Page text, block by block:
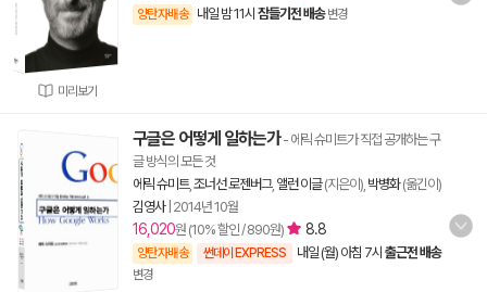
미리보기
양탄자배송 내일 밤 11시 잠들기전 배송 변경
구글은 어떻게 일하는가- 에릭 슈미트가 직접 공개하는 구
글 방식의 모든 것
에릭 슈미트, 조너선 로젠버그, 앨런 이글(지은이), 박병화(옮긴이)
김영사| 2014년 10월
16,020원 (10% 할인 / 890원) 8.8
양탄자배송 썬데이 EXPRESS 내일 (월) 아침 7시 출근전 배송
변경